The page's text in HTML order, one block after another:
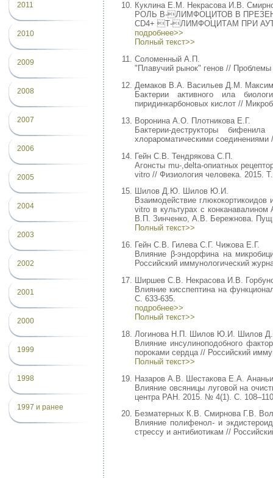
2011
2010
2009
2008
2007
2006
2005
2004
2003
2002
2001
2000
1999
1998
1997 и ранее
Куклина Е.М. Некрасова И.В.
РОЛЬ В-ЛИМФОЦИТОВ В
CD4+ Т-ЛИМФОЦИТАМ ПРИ
подробнее>>
Полный текст>>
Соломенный А.П.
"Плавучий рынок" генов //
Демаков В.А. Васильев Д.М.
Бактерии активного ила
пиридинкарбоновых кислот //
Воронина А.О. Плотникова Е.Г.
Бактерии-деструкторы
хлорароматическими
Гейн С.В. Тендрякова С.П.
Агонсты mu-,delta-опиатных
vitro // Физиология человека. 2015.
Шилов Д.Ю. Шилов Ю.И.
Взаимодействие
vitro в культурах с
В.П. Зинченко, А.В. Бережнова.
Полный текст>>
Гейн С.В. Гилева С.Г. Чижова Е.Г.
Влияние β-эндорфина на
Российский иммунологический
Ширшев С.В. Некрасова И.В.
Влияние кисспептина на
С. 633-635.
подробнее>>
Полный текст>>
Логинова Н.П. Шилов Ю.И. Шилов
Влияние инсулиноподобного
пороками сердца // Российский
Полный текст>>
Назаров А.В. Шестакова Е.А.
Влияние овсяницы луговой на
центра РАН. 2015. № 4(1). С.
Безматерных К.В. Смирнова Г.В.
Влияние полифенол- и
стрессу и антибиотикам //